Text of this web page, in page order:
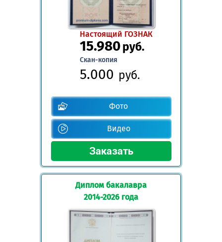
Настоящий ГОЗНАК
15.980руб.
Скан-копия
5.000 руб.
Фото
Видео
Диплом бакалавра
2014-2026 года